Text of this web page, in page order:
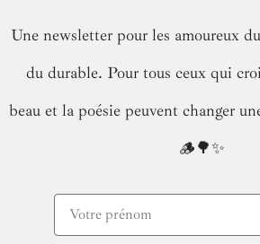
Une newsletter pour les amoureux
du durable. Pour tous ceux qui
beau et la poésie peuvent changer
🪵🌳✨